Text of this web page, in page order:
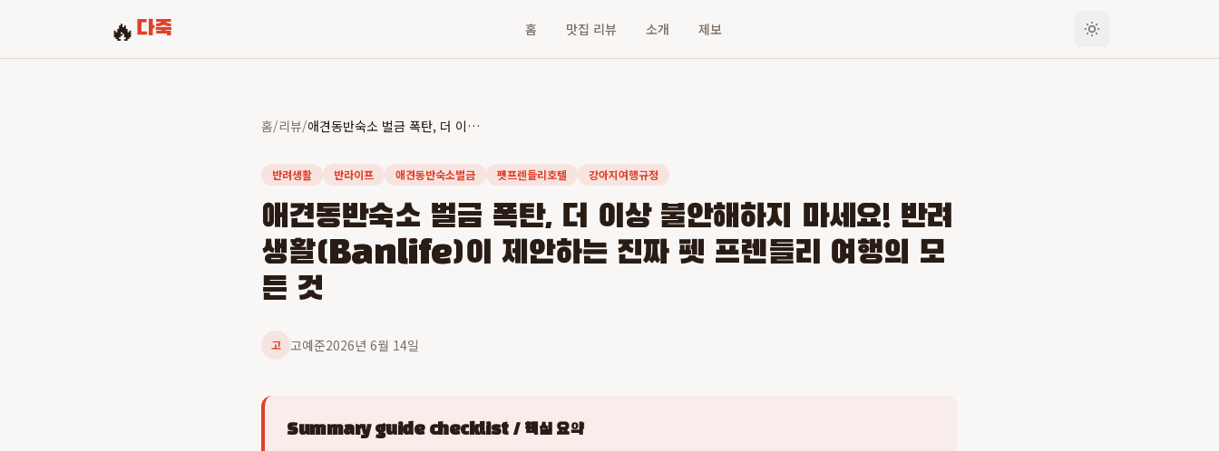
🔥 다죽 홈 맛집 리뷰 소개 제보
홈/리뷰/ 애견동반숙소 벌금 폭탄, 더 이상 불안해하지 마세요! 반려생활(Banlife)이 제안하는 진짜 펫 프렌들리 여행의 모든 것
반려생활 반라이프 애견동반숙소벌금 펫프렌들리호텔 강아지여행규정
애견동반숙소 벌금 폭탄, 더 이상 불안해하지 마세요! 반려
생활(Banlife)이 제안하는 진짜 펫 프렌들리 여행의 모
든 것
고 고예준2026년 6월 14일
Summary guide checklist / 핵심 요약